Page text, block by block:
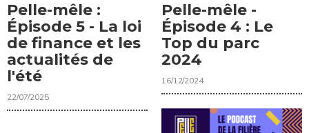
Pelle-mêle :
Épisode 5 - La loi
de finance et les
actualités de
l'été
22/07/2025
Pelle-mêle -
Épisode 4 : Le
Top du parc
2024
16/12/2024